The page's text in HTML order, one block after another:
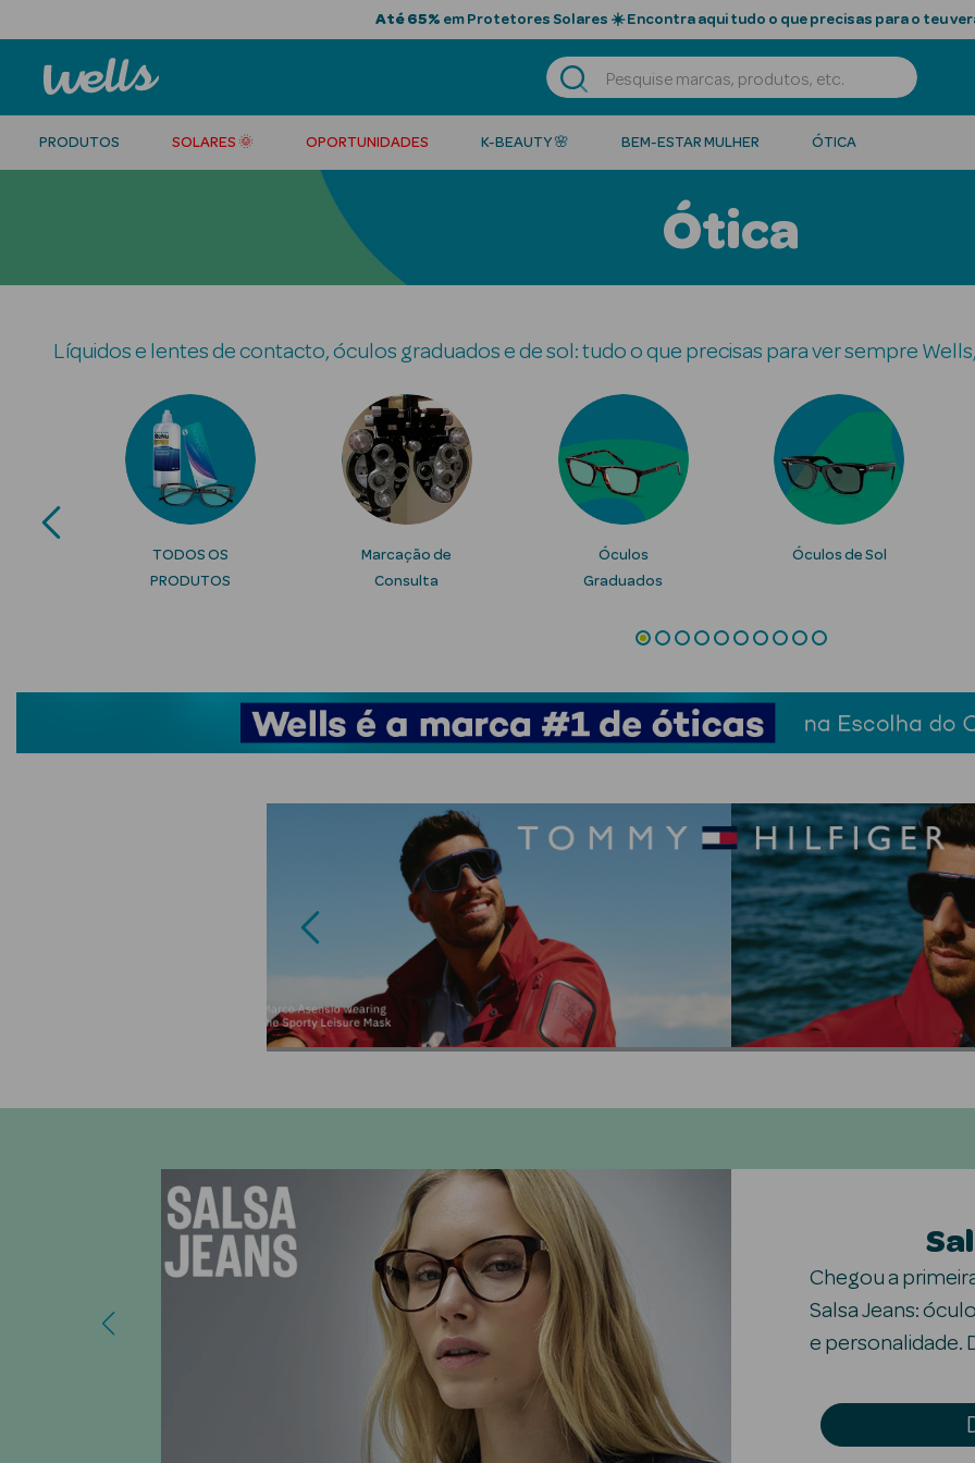
Até 65% em Protetores Solares ☀️ Encontra aqui tudo o que precisas para o teu
PRODUTOS SOLARES 🌞 OPORTUNIDADES K-BEAUTY 🌸 BEM-ESTAR MULHER ÓTICA
Ótica
Líquidos e lentes de contacto, óculos graduados e de sol: tudo o que precisas para ver sempre
TODOS OS
PRODUTOS
Marcação de
Consulta
Óculos
Graduados
Óculos de Sol
Chegou a
Salsa Jeans:
e personalidade.